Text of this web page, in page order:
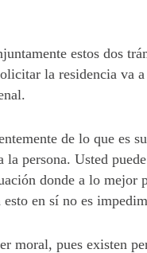
estos dos
la residencia va
de lo que es
persona. Usted
donde a lo
en sí no es
moral, pues existen